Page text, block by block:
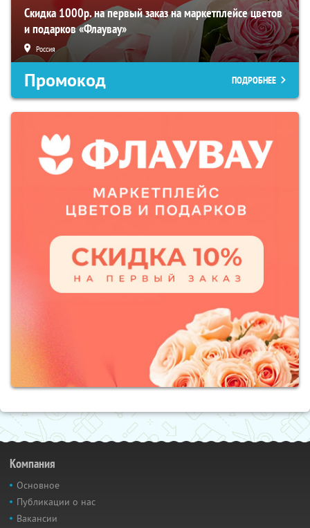
Скидка 1000р. на первый заказ на маркетплейсе цветов
и подарков «Флаувау»
Россия
Промокод ПОДРОБНЕЕ
Компания
Основное
Публикации о нас
Вакансии